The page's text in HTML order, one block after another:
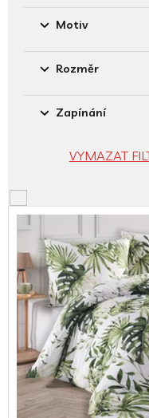
Motiv
Rozměr
Zapínání
VYMAZAT
V